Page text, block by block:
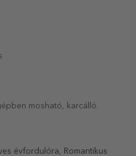
mosható, karcálló.
évfordulóra
Romantikus